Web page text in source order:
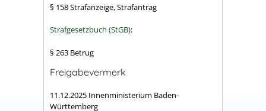
§ 158 Strafanzeige, Strafantrag
Strafgesetzbuch (StGB):
§ 263 Betrug
Freigabevermerk
11.12.2025 Innenministerium Baden-
Württemberg